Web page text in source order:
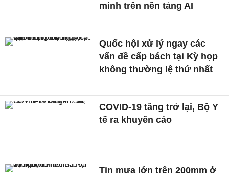
minh trên nền tảng AI
Quốc hội xử lý ngay các
vấn đề cấp bách tại Kỳ họp
không thường lệ thứ nhất
COVID-19 tăng trở lại, Bộ Y
tế ra khuyến cáo
Tin mưa lớn trên 200mm ở